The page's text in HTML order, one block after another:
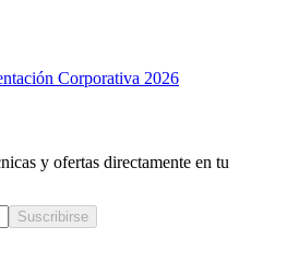
Corporativa 2026
y ofertas directamente en tu
Suscribirse